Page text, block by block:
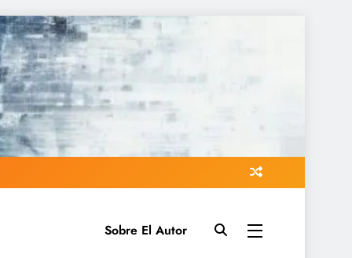
Sobre El Autor